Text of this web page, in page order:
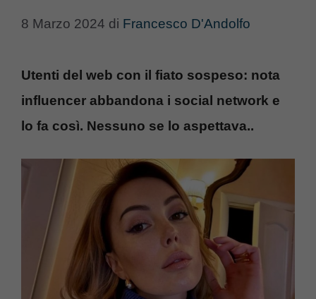
8 Marzo 2024 di Francesco D'Andolfo
Utenti del web con il fiato sospeso: nota
influencer abbandona i social network e
lo fa così. Nessuno se lo aspettava..